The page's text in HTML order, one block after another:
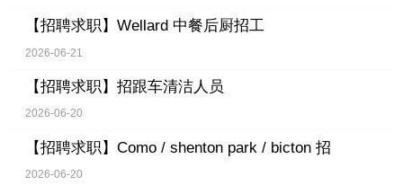
【招聘求职】 Wellard 中餐后厨招工
2026-06-21
【招聘求职】 招跟车清洁人员
2026-06-20
【招聘求职】 Como / shenton park / bicton 招
2026-06-20